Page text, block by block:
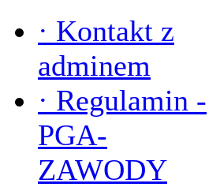
· Kontakt z
adminem
· Regulamin -
PGA-
ZAWODY